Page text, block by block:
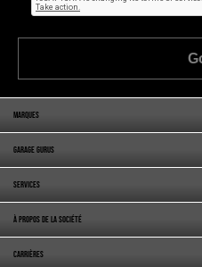
MARQUES
GARAGE GURUS
SERVICES
À PROPOS DE LA SOCIÉTÉ
CARRIÈRES